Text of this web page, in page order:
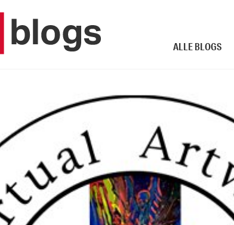
ALLE BLOGS